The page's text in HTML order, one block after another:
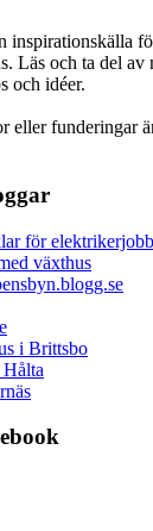
inspirationskälla
Läs och ta del av
och idéer.
eller funderingar
för elektrikerjobb
växthus
i Brittsbo